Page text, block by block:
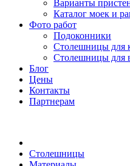
Варианты
Каталог моек и
Фото работ
Подоконники
Столешницы для
Столешницы для
Блог
Цены
Контакты
Партнерам
Столешницы